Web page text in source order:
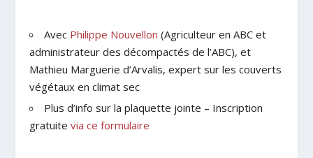
Avec Philippe Nouvellon (Agriculteur en ABC et
administrateur des décompactés de l’ABC), et
Mathieu Marguerie d’Arvalis, expert sur les couverts
végétaux en climat sec
Plus d’info sur la plaquette jointe – Inscription
gratuitevia ce formulaire